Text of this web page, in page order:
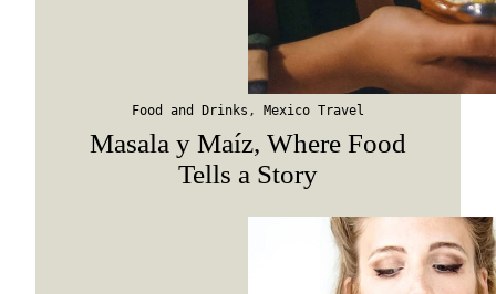
Food and Drinks , Mexico Travel
Masala y Maíz, Where Food
Tells a Story